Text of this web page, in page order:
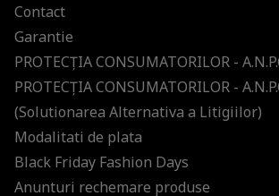
Contact
Garantie
PROTECŢIA CONSUMATORILOR -
PROTECŢIA CONSUMATORILOR -
(Solutionarea Alternativa a Litigiilor)
Modalitati de plata
Black Friday Fashion Days
Anunturi rechemare produse